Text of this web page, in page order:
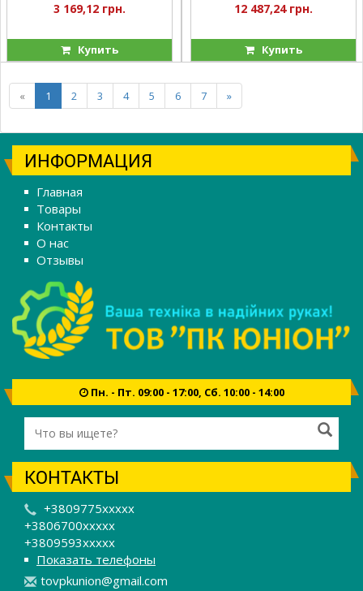
3 169,12 грн.
Купить
12 487,24 грн.
Купить
« 1 2 3 4 5 6 7 »
ИНФОРМАЦИЯ
Главная
Товары
Контакты
О нас
Отзывы
Пн. - Пт. 09:00 - 17:00, Сб. 10:00 - 14:00
КОНТАКТЫ
+3809775xxxxx
+3806700xxxxx
+3809593xxxxx
Показать телефоны
tovpkunion@gmail.com